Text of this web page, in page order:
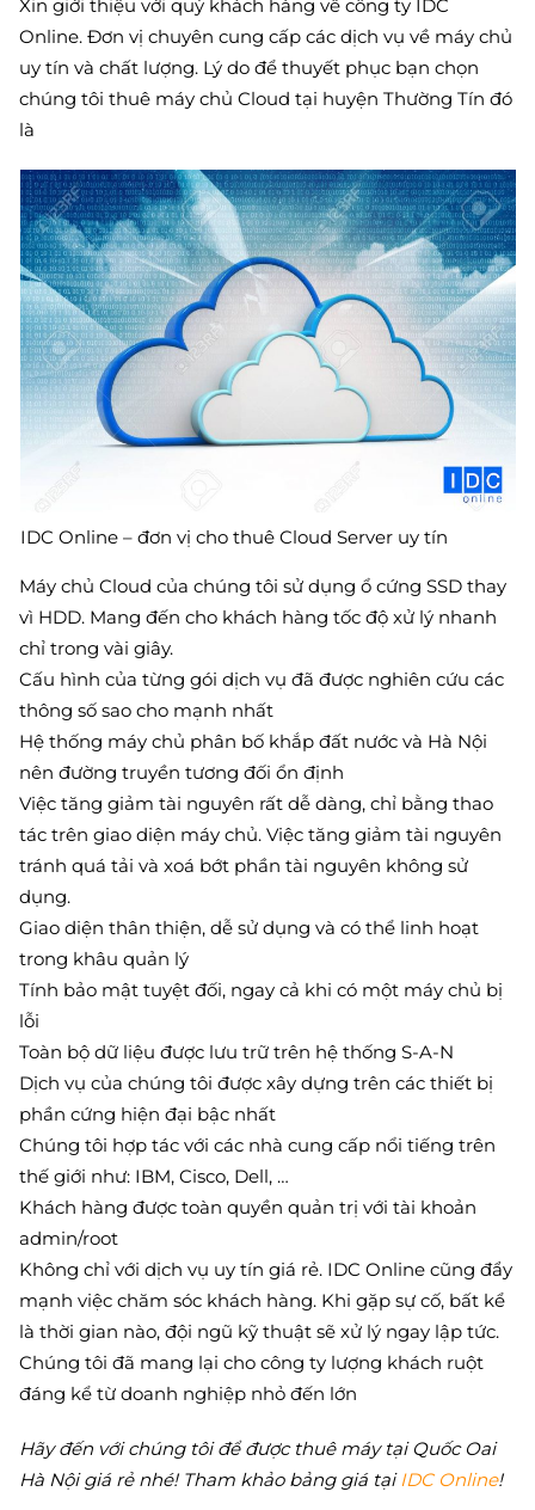
Xin giới thiệu với quý khách hàng về công ty IDC
Online. Đơn vị chuyên cung cấp các dịch vụ về máy chủ
uy tín và chất lượng. Lý do để thuyết phục bạn chọn
chúng tôi thuê máy chủ Cloud tại huyện Thường Tín đó
là
IDC Online – đơn vị cho thuê Cloud Server uy tín
Máy chủ Cloud của chúng tôi sử dụng ổ cứng SSD thay
vì HDD. Mang đến cho khách hàng tốc độ xử lý nhanh
chỉ trong vài giây.
Cấu hình của từng gói dịch vụ đã được nghiên cứu các
thông số sao cho mạnh nhất
Hệ thống máy chủ phân bố khắp đất nước và Hà Nội
nên đường truyền tương đối ổn định
Việc tăng giảm tài nguyên rất dễ dàng, chỉ bằng thao
tác trên giao diện máy chủ. Việc tăng giảm tài nguyên
tránh quá tải và xoá bớt phần tài nguyên không sử
dụng.
Giao diện thân thiện, dễ sử dụng và có thể linh hoạt
trong khâu quản lý
Tính bảo mật tuyệt đối, ngay cả khi có một máy chủ bị
lỗi
Toàn bộ dữ liệu được lưu trữ trên hệ thống S-A-N
Dịch vụ của chúng tôi được xây dựng trên các thiết bị
phần cứng hiện đại bậc nhất
Chúng tôi hợp tác với các nhà cung cấp nổi tiếng trên
thế giới như: IBM, Cisco, Dell, …
Khách hàng được toàn quyền quản trị với tài khoản
admin/root
Không chỉ với dịch vụ uy tín giá rẻ. IDC Online cũng đẩy
mạnh việc chăm sóc khách hàng. Khi gặp sự cố, bất kể
là thời gian nào, đội ngũ kỹ thuật sẽ xử lý ngay lập tức.
Chúng tôi đã mang lại cho công ty lượng khách ruột
đáng kể từ doanh nghiệp nhỏ đến lớn
Hãy đến với chúng tôi để được thuê máy tại Quốc Oai
Hà Nội giá rẻ nhé! Tham khảo bảng giá tại IDC Online!